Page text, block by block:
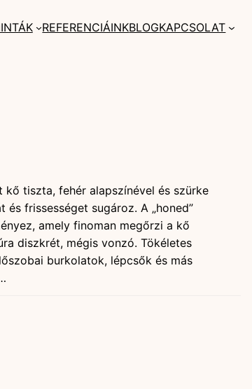
REFERENCIÁINKBLOGKAPCSOLAT
kő tiszta, fehér alapszínével és szürke
frissességet sugároz. A „honed”
amely finoman megőrzi a kő
diszkrét, mégis vonzó. Tökéletes
burkolatok, lépcsők és más